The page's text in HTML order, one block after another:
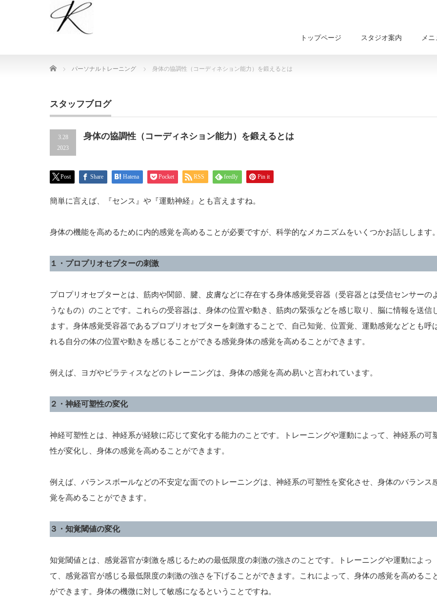
トップページ スタジオ案内 メニ
Home パーソナルトレーニング 身体の協調性（コーディネション能力）を鍛えるとは
スタッフブログ
3.28
2023
身体の協調性（コーディネション能力）を鍛えるとは
Post Share Hatena Pocket RSS feedly Pin it
簡単に言えば、『センス』や『運動神経』とも言えますね。
身体の機能を高めるために内的感覚を高めることが必要ですが、科学的なメカニズムをいくつかお話しします
１・プロプリオセプターの刺激
プロプリオセプターとは、筋肉や関節、腱、皮膚などに存在する身体感覚受容器（受容器とは受信センサーの
うなもの）のことです。これらの受容器は、身体の位置や動き、筋肉の緊張などを感じ取り、脳に情報を送信
ます。身体感覚受容器であるプロプリオセプターを刺激することで、自己知覚、位置覚、運動感覚などとも呼
れる自分の体の位置や動きを感じることができる感覚身体の感覚を高めることができます。
例えば、ヨガやピラティスなどのトレーニングは、身体の感覚を高め易いと言われています。
２・神経可塑性の変化
神経可塑性とは、神経系が経験に応じて変化する能力のことです。トレーニングや運動によって、神経系の可
性が変化し、身体の感覚を高めることができます。
例えば、バランスボールなどの不安定な面でのトレーニングは、神経系の可塑性を変化させ、身体のバランス
覚を高めることができます。
３・知覚閾値の変化
知覚閾値とは、感覚器官が刺激を感じるための最低限度の刺激の強さのことです。トレーニングや運動によっ
て、感覚器官が感じる最低限度の刺激の強さを下げることができます。これによって、身体の感覚を高めるこ
ができます。身体の機微に対して敏感になるということですね。